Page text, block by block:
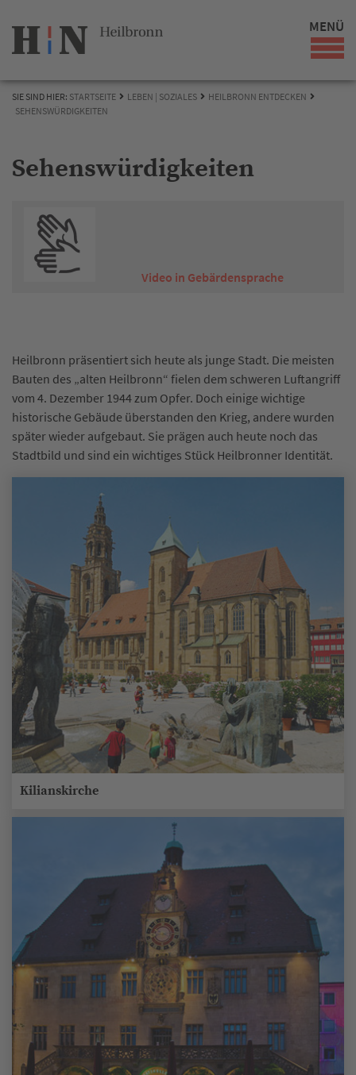
MENÜ
SIE SIND HIER: STARTSEITE LEBEN | SOZIALES
HEILBRONN ENTDECKEN
SEHENSWÜRDIGKEITEN
Sehenswürdigkeiten
Video in Gebärdensprache
Heilbronn präsentiert sich heute als junge Stadt. Die meisten
Bauten des „alten Heilbronn“ fielen dem schweren Luftangriff
vom 4. Dezember 1944 zum Opfer. Doch einige wichtige
historische Gebäude überstanden den Krieg, andere wurden
später wieder aufgebaut. Sie prägen auch heute noch das
Stadtbild und sind ein wichtiges Stück Heilbronner Identität.
Kilianskirche